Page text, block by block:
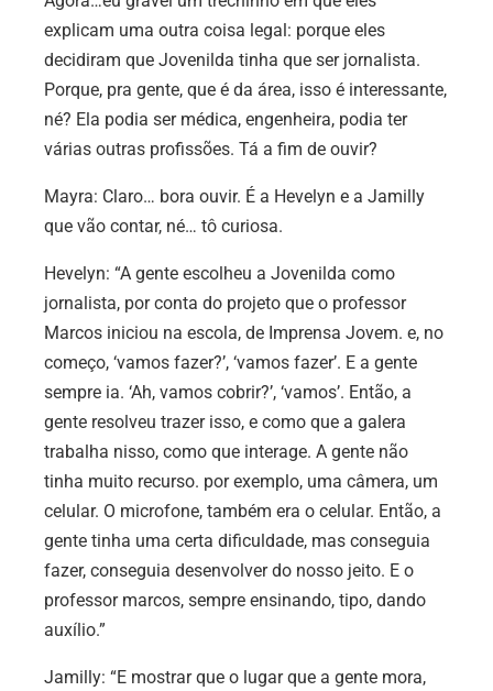
explicam uma outra coisa legal: porque eles
decidiram que Jovenilda tinha que ser jornalista.
Porque, pra gente, que é da área, isso é interessante,
né? Ela podia ser médica, engenheira, podia ter
várias outras profissões. Tá a fim de ouvir?
Mayra: Claro… bora ouvir. É a Hevelyn e a Jamilly
que vão contar, né… tô curiosa.
Hevelyn: “A gente escolheu a Jovenilda como
jornalista, por conta do projeto que o professor
Marcos iniciou na escola, de Imprensa Jovem. e, no
começo, ‘vamos fazer?’, ‘vamos fazer’. E a gente
sempre ia. ‘Ah, vamos cobrir?’, ‘vamos’. Então, a
gente resolveu trazer isso, e como que a galera
trabalha nisso, como que interage. A gente não
tinha muito recurso. por exemplo, uma câmera, um
celular. O microfone, também era o celular. Então, a
gente tinha uma certa dificuldade, mas conseguia
fazer, conseguia desenvolver do nosso jeito. E o
professor marcos, sempre ensinando, tipo, dando
auxílio.”
Jamilly: “E mostrar que o lugar que a gente mora,